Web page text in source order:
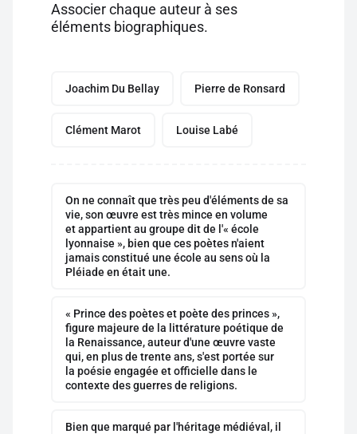
Associer chaque auteur à ses
éléments biographiques.
Joachim Du Bellay Pierre de Ronsard
Clément Marot Louise Labé
On ne connaît que très peu d'éléments de sa
vie, son œuvre est très mince en volume
et appartient au groupe dit de l'« école
lyonnaise », bien que ces poètes n'aient
jamais constitué une école au sens où la
Pléiade en était une.
« Prince des poètes et poète des princes »,
figure majeure de la littérature poétique de
la Renaissance, auteur d'une œuvre vaste
qui, en plus de trente ans, s'est portée sur
la poésie engagée et officielle dans le
contexte des guerres de religions.
Bien que marqué par l'héritage médiéval, il